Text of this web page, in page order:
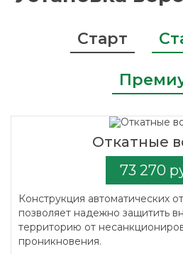
Старт
Откатные
73 270
Конструкция автоматических
позволяет надежно защитить
территорию от
проникновения.